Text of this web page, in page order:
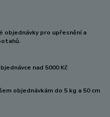
objednávky pro upřesnění a
nad 5000 Kč
objednávkám do 5 kg a 50 cm